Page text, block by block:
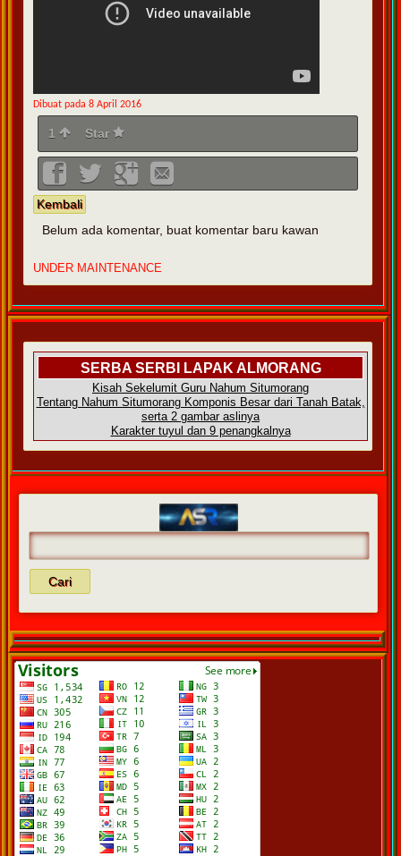
Dibuat pada 8 April 2016
1 Star
Kembali
Belum ada komentar, buat komentar baru kawan
UNDER MAINTENANCE
SERBA SERBI LAPAK ALMORANG
Kisah Sekelumit Guru Nahum Situmorang
Tentang Nahum Situmorang Komponis Besar dari Tanah Batak,
serta 2 gambar aslinya
Karakter tuyul dan 9 penangkalnya